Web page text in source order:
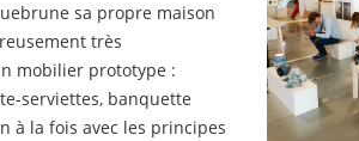
sa propre maison
très
mobilier prototype :
serviettes, banquette
à la fois avec les principes